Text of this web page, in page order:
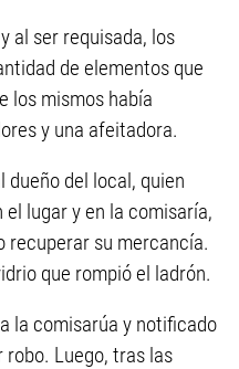
al ser requisada, los
de elementos que
los mismos había
y una afeitadora.
dueño del local, quien
lugar y en la comisaría,
recuperar su mercancía.
que rompió el ladrón.
la comisarúa y notificado
robo. Luego, tras las